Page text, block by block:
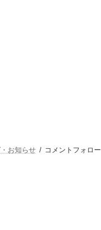
お知らせ コメントフォロー